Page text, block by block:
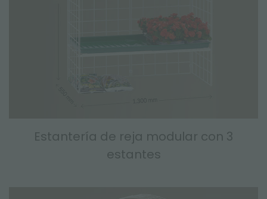
Estantería de reja modular con 3
estantes